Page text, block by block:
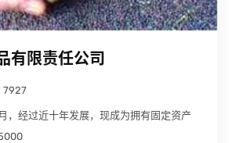
有限责任公司
7927
，经过近十年发展，现成为拥有固定资产